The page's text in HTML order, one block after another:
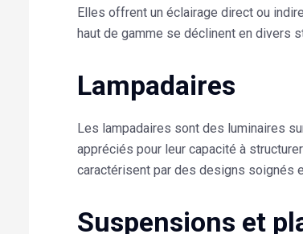
Elles offrent un éclairage direct ou
haut de gamme se déclinent en divers
Lampadaires
Les lampadaires sont des luminaires
appréciés pour leur capacité à
caractérisent par des designs soignés
Suspensions et